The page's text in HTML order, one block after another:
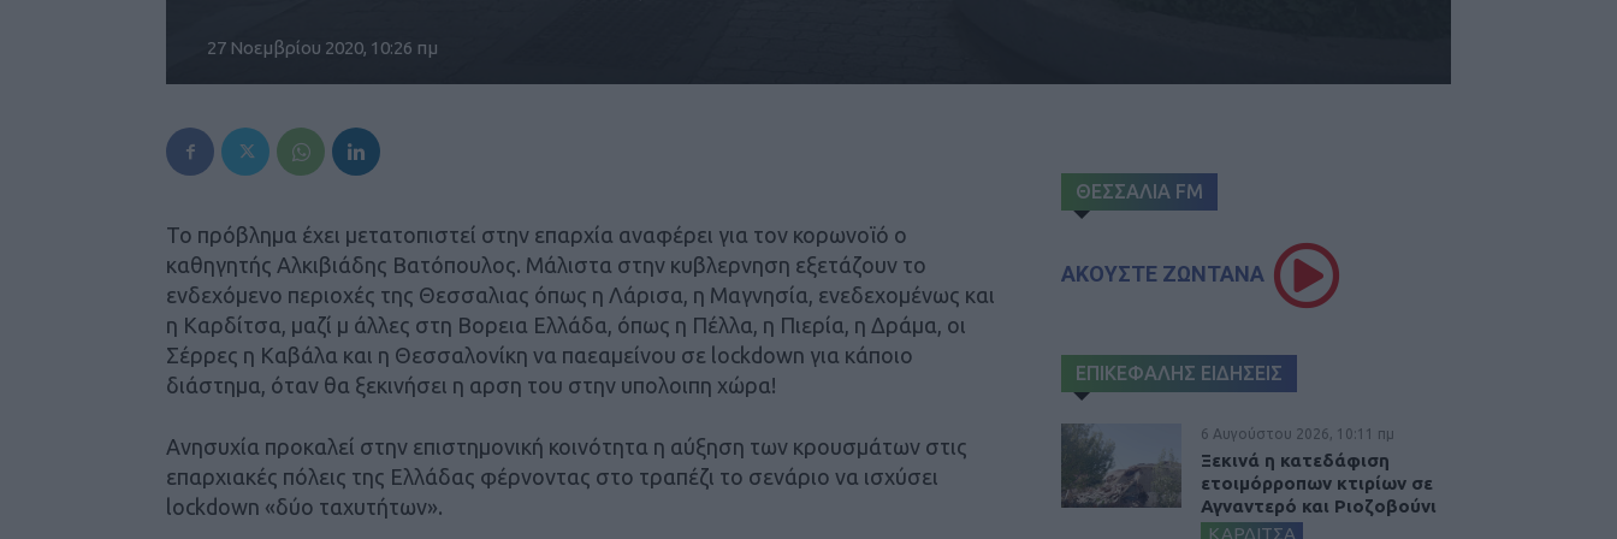
27 Νοεμβρίου 2020, 10:26 πμ
Το πρόβλημα έχει μετατοπιστεί στην επαρχία αναφέρει για τον κορωνοϊό ο
καθηγητής Αλκιβιάδης Βατόπουλος. Μάλιστα στην κυβλερνηση εξετάζουν το
ενδεχόμενο περιοχές της Θεσσαλιας όπως η Λάρισα, η Μαγνησία, ενεδεχομένως και
η Καρδίτσα, μαζί μ άλλες στη Βορεια Ελλάδα, όπως η Πέλλα, η Πιερία, η Δράμα, οι
Σέρρες η Καβάλα και η Θεσσαλονίκη να παεαμείνου σε lockdown για κάποιο
διάστημα, όταν θα ξεκινήσει η αρση του στην υπολοιπη χώρα!
Ανησυχία προκαλεί στην επιστημονική κοινότητα η αύξηση των κρουσμάτων στις
επαρχιακές πόλεις της Ελλάδας φέρνοντας στο τραπέζι το σενάριο να ισχύσει
lockdown «δύο ταχυτήτων».
ΘΕΣΣΑΛΙΑ FM
ΑΚΟΥΣΤΕ ΖΩΝΤΑΝΑ
ΕΠΙΚΕΦΑΛΗΣ ΕΙΔΗΣΕΙΣ
6 Αυγούστου 2026, 10:11 πμ
Ξεκινά η κατεδάφιση
ετοιμόρροπων κτιρίων σε
Αγναντερό και Ριοζοβούνι
ΚΑΡΔΙΤΣΑ